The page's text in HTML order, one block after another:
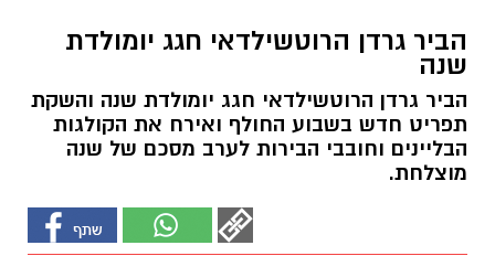
הביר גרדן הרוטשילדאי חגג יומולדת
שנה
הביר גרדן הרוטשילדאי חגג יומולדת שנה והשקת
תפריט חדש בשבוע החולף ואירח את הקולגות
הבליינים וחובבי הבירות לערב מסכם של שנה
מוצלחת.